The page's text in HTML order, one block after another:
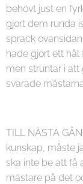
behövt just en
gjort dem runda
sprack
hade gjort ett hål
men struntar i att
svarade
TILL NÄSTA
kunskap, måste
ska inte be att få
mästare på det